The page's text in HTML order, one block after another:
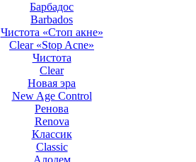
Барбадос
Barbados
Чистота «Стоп акне»
Clear «Stop Acne»
Чистота
Clear
Новая эра
New Age Control
Ренова
Renova
Классик
Classic
Алодем